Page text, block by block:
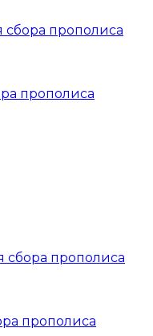
прополиса
прополиса